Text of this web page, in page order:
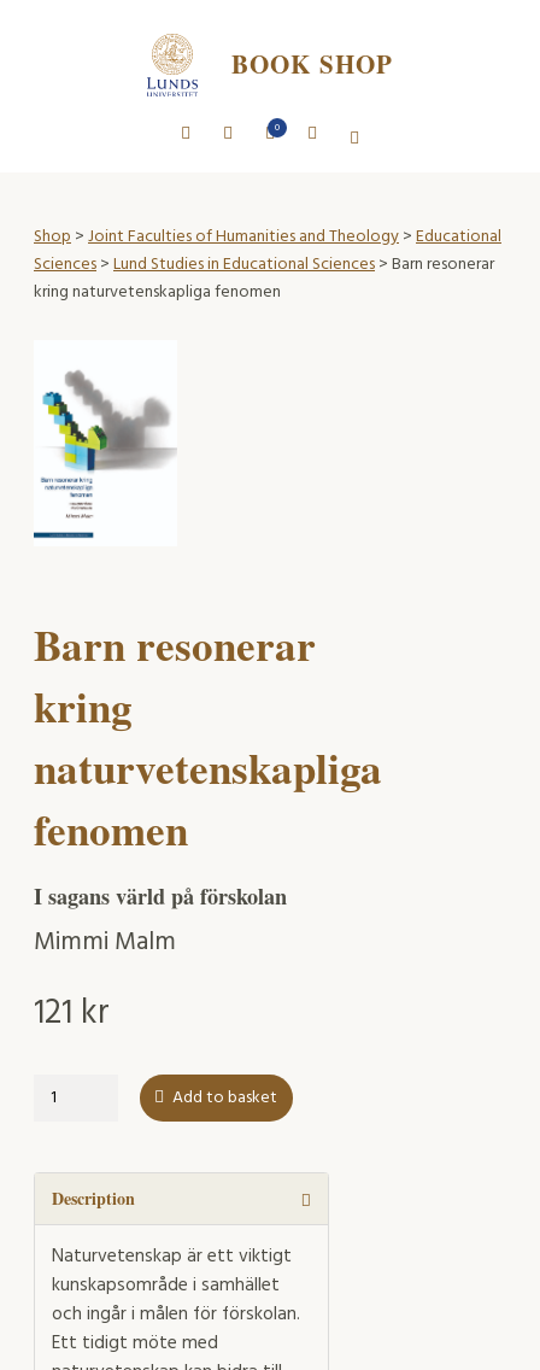
BOOK SHOP
0
Shop>Joint Faculties of Humanities and Theology>Educational
Sciences>Lund Studies in Educational Sciences> Barn resonerar
kring naturvetenskapliga fenomen
Barn resonerar
kring
naturvetenskapliga
fenomen
I sagans värld på förskolan
Mimmi Malm
121 kr
Barn
naturvetenskapliga
fenomen
quantity
Add to basket
Description
Naturvetenskap är ett viktigt
kunskapsområde i samhället
och ingår i målen för förskolan.
Ett tidigt möte med